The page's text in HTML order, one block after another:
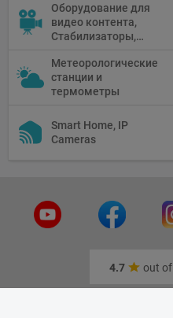
микшеры, Кабели и
адаптеры
Оборудование для
видео контента,
Стабилизаторы,
Мониторы,
Профессиональное
видео
Метеорологические
станции и
термометры
Smart Home, IP
Cameras
4.7 out of